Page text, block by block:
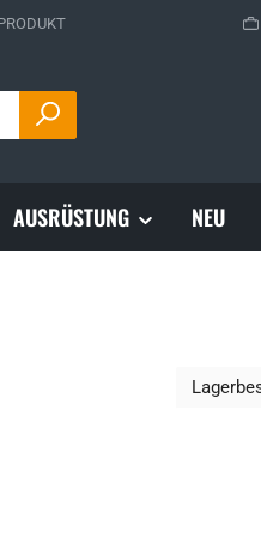
AUSRÜSTUNG NEU